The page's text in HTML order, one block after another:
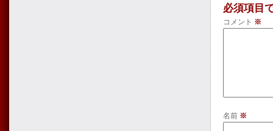
必須項目
コメント ※
名前 ※